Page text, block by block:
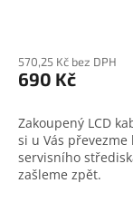
570,25 Kč bez DPH
690 Kč
Zakoupený LCD
si u Vás
servisního
zašleme zpět.